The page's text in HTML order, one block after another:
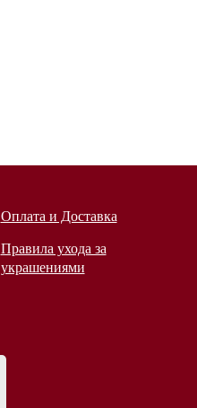
Оплата и Доставка
Правила ухода за
украшениями